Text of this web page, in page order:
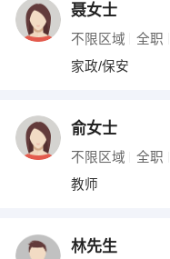
聂女士
不限区域 全职
家政/保安
俞女士
不限区域 全职
教师
林先生